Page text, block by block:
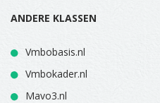
ANDERE KLASSEN
Vmbobasis.nl
Vmbokader.nl
Mavo3.nl